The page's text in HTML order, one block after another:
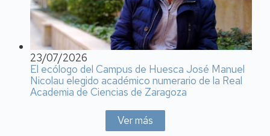
23/07/2026
El ecólogo del Campus de Huesca José Manuel
Nicolau elegido académico numerario de la Real
Academia de Ciencias de Zaragoza
Ver más